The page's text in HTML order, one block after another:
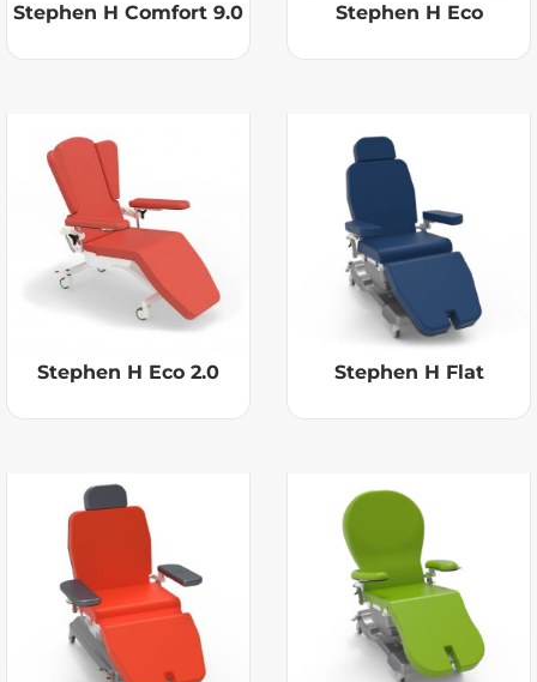
Stephen H Comfort 9.0 Stephen H Eco
Stephen H Eco 2.0 Stephen H Flat